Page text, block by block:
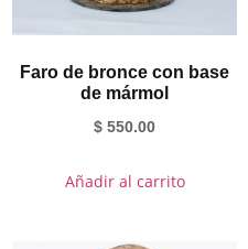
Faro de bronce con base
de mármol
$ 550.00
Añadir al carrito